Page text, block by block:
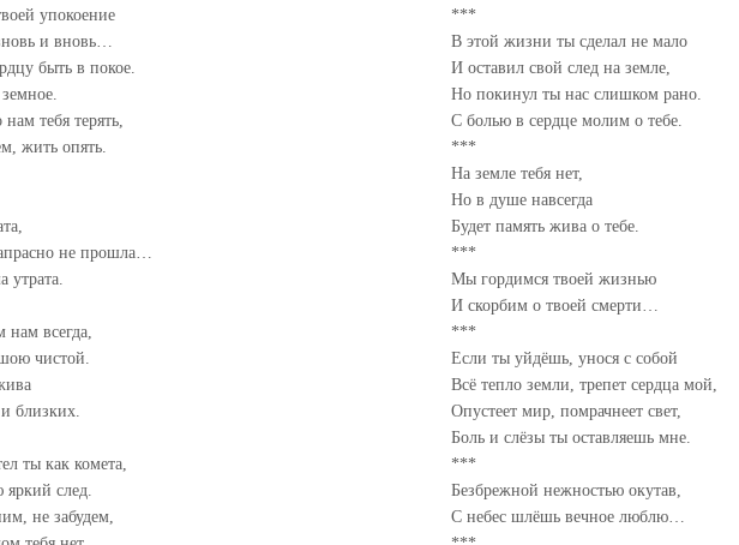
упокоение
и вновь…
быть в покое.
тебя терять,
жить опять.
не прошла…
утрата.
всегда,
чистой.
близких.
ты как комета,
яркий след.
не забудем,
***
В этой жизни ты сделал не мало
И оставил свой след на земле,
Но покинул ты нас слишком рано.
С болью в сердце молим о тебе.
***
На земле тебя нет,
Но в душе навсегда
Будет память жива о тебе.
***
Мы гордимся твоей жизнью
И скорбим о твоей смерти…
***
Если ты уйдёшь, унося с собой
Всё тепло земли, трепет сердца мой,
Опустеет мир, помрачнеет свет,
Боль и слёзы ты оставляешь мне.
***
Безбрежной нежностью окутав,
С небес шлёшь вечное люблю…